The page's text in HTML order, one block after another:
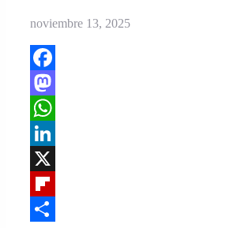
noviembre 13, 2025
Facebook
Mastodon
WhatsApp
LinkedIn
Flipboard